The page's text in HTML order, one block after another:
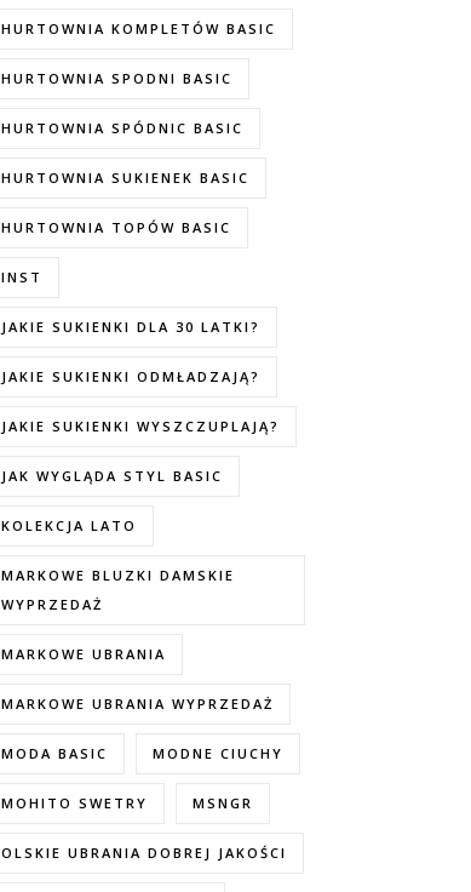
HURTOWNIA KOMPLETÓW BASIC
HURTOWNIA SPODNI BASIC
HURTOWNIA SPÓDNIC BASIC
HURTOWNIA SUKIENEK BASIC
HURTOWNIA TOPÓW BASIC
INST
JAKIE SUKIENKI DLA 30 LATKI?
JAKIE SUKIENKI ODMŁADZAJĄ?
JAKIE SUKIENKI WYSZCZUPLAJĄ?
JAK WYGLĄDA STYL BASIC
KOLEKCJA LATO
MARKOWE BLUZKI DAMSKIE
WYPRZEDAŻ
MARKOWE UBRANIA
MARKOWE UBRANIA WYPRZEDAŻ
MODA BASIC MODNE CIUCHY
MOHITO SWETRY MSNGR
OLSKIE UBRANIA DOBREJ JAKOŚCI